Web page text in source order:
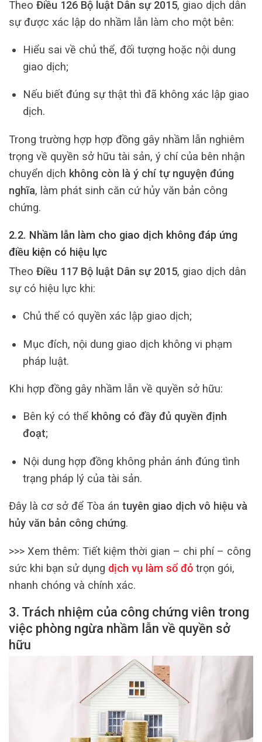
Theo Điều 126 Bộ luật Dân sự 2015, giao dịch dân
sự được xác lập do nhầm lẫn làm cho một bên:
Hiểu sai về chủ thể, đối tượng hoặc nội dung
giao dịch;
Nếu biết đúng sự thật thì đã không xác lập giao
dịch.
Trong trường hợp hợp đồng gây nhầm lẫn nghiêm
trọng về quyền sở hữu tài sản, ý chí của bên nhận
chuyển dịch không còn là ý chí tự nguyện đúng
nghĩa, làm phát sinh căn cứ hủy văn bản công
chứng.
2.2. Nhầm lẫn làm cho giao dịch không đáp ứng
điều kiện có hiệu lực
Theo Điều 117 Bộ luật Dân sự 2015, giao dịch dân
sự có hiệu lực khi:
Chủ thể có quyền xác lập giao dịch;
Mục đích, nội dung giao dịch không vi phạm
pháp luật.
Khi hợp đồng gây nhầm lẫn về quyền sở hữu:
Bên ký có thể không có đầy đủ quyền định
đoạt;
Nội dung hợp đồng không phản ánh đúng tình
trạng pháp lý của tài sản.
Đây là cơ sở để Tòa án tuyên giao dịch vô hiệu và
hủy văn bản công chứng.
>>> Xem thêm: Tiết kiệm thời gian – chi phí – công
sức khi bạn sử dụng dịch vụ làm sổ đỏ trọn gói,
nhanh chóng và chính xác.
3. Trách nhiệm của công chứng viên trong
việc phòng ngừa nhầm lẫn về quyền sở
hữu